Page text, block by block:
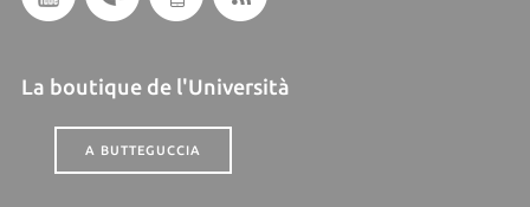
La boutique de l'Università
A BUTTEGUCCIA